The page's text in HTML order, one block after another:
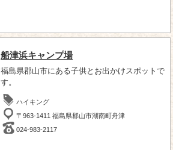
船津浜キャンプ場
福島県郡山市にある子供とお出かけスポットで
す。
ハイキング
〒963-1411 福島県郡山市湖南町舟津
024-983-2117